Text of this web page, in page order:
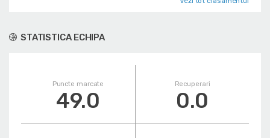
STATISTICA ECHIPA
Puncte marcate
49.0
Recuperari
0.0